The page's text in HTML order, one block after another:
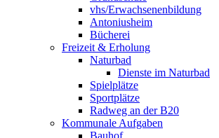
vhs/Erwachsenenbildung
Antoniusheim
Bücherei
Freizeit & Erholung
Naturbad
Dienste im Naturbad
Spielplätze
Sportplätze
Radweg an der B20
Kommunale Aufgaben
Bauhof